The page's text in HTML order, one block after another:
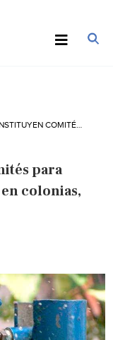
para
colonias,